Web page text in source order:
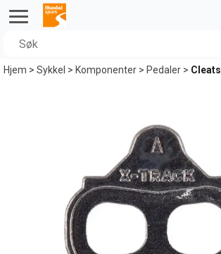
Hjem>Sykkel >Komponenter>Pedaler>Cleats